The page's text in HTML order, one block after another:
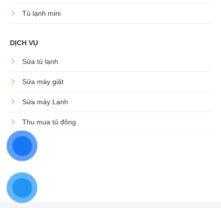
Tủ lạnh mini
DỊCH VỤ
Sửa tủ lạnh
Sửa máy giặt
Sửa máy Lạnh
Thu mua tủ đông